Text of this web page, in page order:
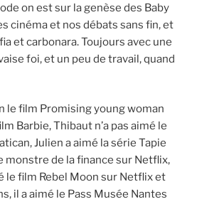
on est sur la genèse des Baby
cinéma et nos débats sans fin, et
et carbonara. Toujours avec une
foi, et un peu de travail, quand
le film Promising young woman
Barbie, Thibaut n’a pas aimé le
Julien a aimé la série Tapie
monstre de la finance sur Netflix,
le film Rebel Moon sur Netflix et
il a aimé le Pass Musée Nantes